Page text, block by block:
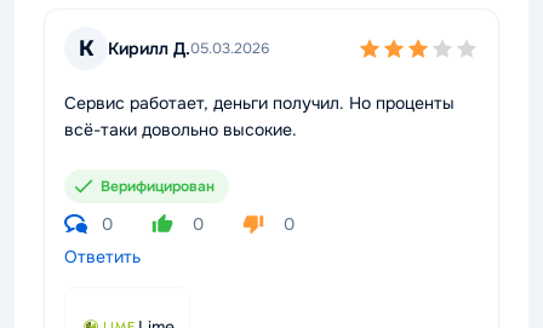
К Кирилл Д.05.03.2026
Сервис работает, деньги получил. Но проценты
всё-таки довольно высокие.
Верифицирован
0 0
0
Ответить